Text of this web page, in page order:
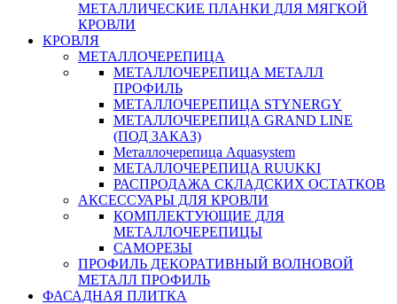
МЕТАЛЛИЧЕСКИЕ ПЛАНКИ ДЛЯ МЯГКОЙ
КРОВЛИ
КРОВЛЯ
МЕТАЛЛОЧЕРЕПИЦА
МЕТАЛЛОЧЕРЕПИЦА МЕТАЛЛ
ПРОФИЛЬ
МЕТАЛЛОЧЕРЕПИЦА STYNERGY
МЕТАЛЛОЧЕРЕПИЦА GRAND LINE
(ПОД ЗАКАЗ)
Металлочерепица Aquasystem
МЕТАЛЛОЧЕРЕПИЦА RUUKKI
РАСПРОДАЖА СКЛАДСКИХ ОСТАТКОВ
АКСЕССУАРЫ ДЛЯ КРОВЛИ
КОМПЛЕКТУЮЩИЕ ДЛЯ
МЕТАЛЛОЧЕРЕПИЦЫ
САМОРЕЗЫ
ПРОФИЛЬ ДЕКОРАТИВНЫЙ ВОЛНОВОЙ
МЕТАЛЛ ПРОФИЛЬ
ФАСАДНАЯ ПЛИТКА